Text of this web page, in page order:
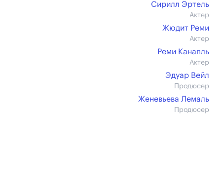
Сирилл Эртель
Актер
Жюдит Реми
Актер
Реми Канапль
Актер
Эдуар Вейл
Продюсер
Женевьева Лемаль
Продюсер